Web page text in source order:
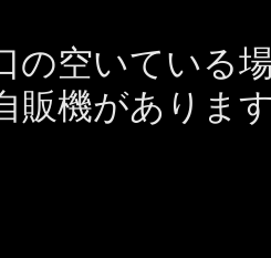
の空いている
販機がありま